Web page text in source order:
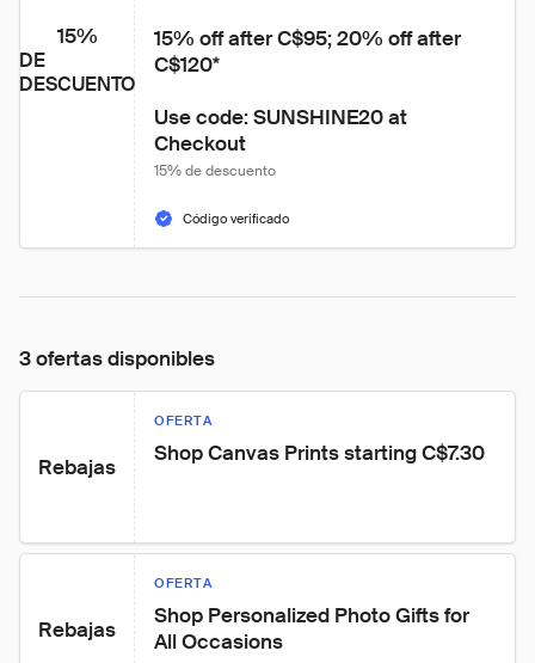
15%
DE
DESCUENTO
15% off after C$95; 20% off after
C$120*
Use code: SUNSHINE20 at
Checkout
15% de descuento
Código verificado
3 ofertas disponibles
Rebajas
OFERTA
Shop Canvas Prints starting C$7.30
Rebajas
OFERTA
Shop Personalized Photo Gifts for
All Occasions